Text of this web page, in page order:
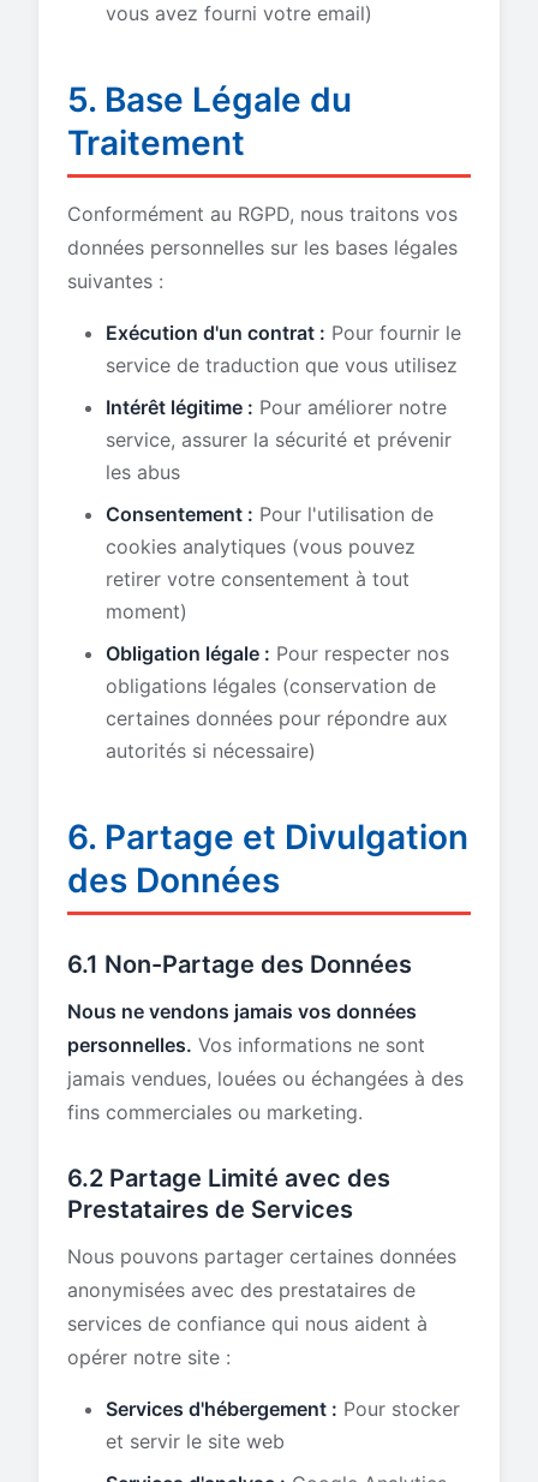
vous avez fourni votre email)
5. Base Légale du
Traitement
Conformément au RGPD, nous traitons vos
données personnelles sur les bases légales
suivantes :
Exécution d'un contrat : Pour fournir le
service de traduction que vous utilisez
Intérêt légitime : Pour améliorer notre
service, assurer la sécurité et prévenir
les abus
Consentement : Pour l'utilisation de
cookies analytiques (vous pouvez
retirer votre consentement à tout
moment)
Obligation légale : Pour respecter nos
obligations légales (conservation de
certaines données pour répondre aux
autorités si nécessaire)
6. Partage et Divulgation
des Données
6.1 Non-Partage des Données
Nous ne vendons jamais vos données
personnelles. Vos informations ne sont
jamais vendues, louées ou échangées à des
fins commerciales ou marketing.
6.2 Partage Limité avec des
Prestataires de Services
Nous pouvons partager certaines données
anonymisées avec des prestataires de
services de confiance qui nous aident à
opérer notre site :
Services d'hébergement : Pour stocker
et servir le site web